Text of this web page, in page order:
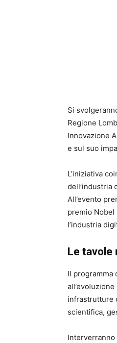
Si
Regione
Innovazione
e sul suo
L’iniziativa
dell’industria
All’evento
premio Nobel
l’industria
Le tavole
Il programma
infrastrutture
scientifica,